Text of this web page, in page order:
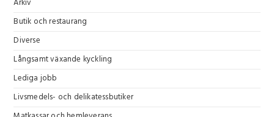
Arkiv
Butik och restaurang
Diverse
Långsamt växande kyckling
Lediga jobb
Livsmedels- och delikatessbutiker